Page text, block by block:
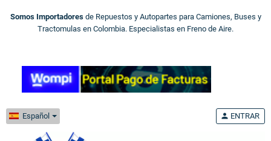
Somos Importadores de Repuestos y Autopartes para Camiones, Buses y
Tractomulas en Colombia. Especialistas en Freno de Aire.
Español person ENTRAR